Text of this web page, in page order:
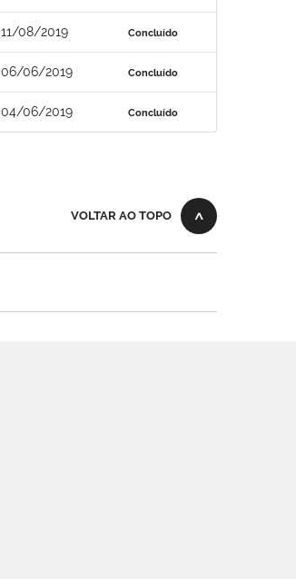
11/08/2019 Concluído
06/06/2019 Concluído
04/06/2019 Concluído
VOLTAR AO TOPO